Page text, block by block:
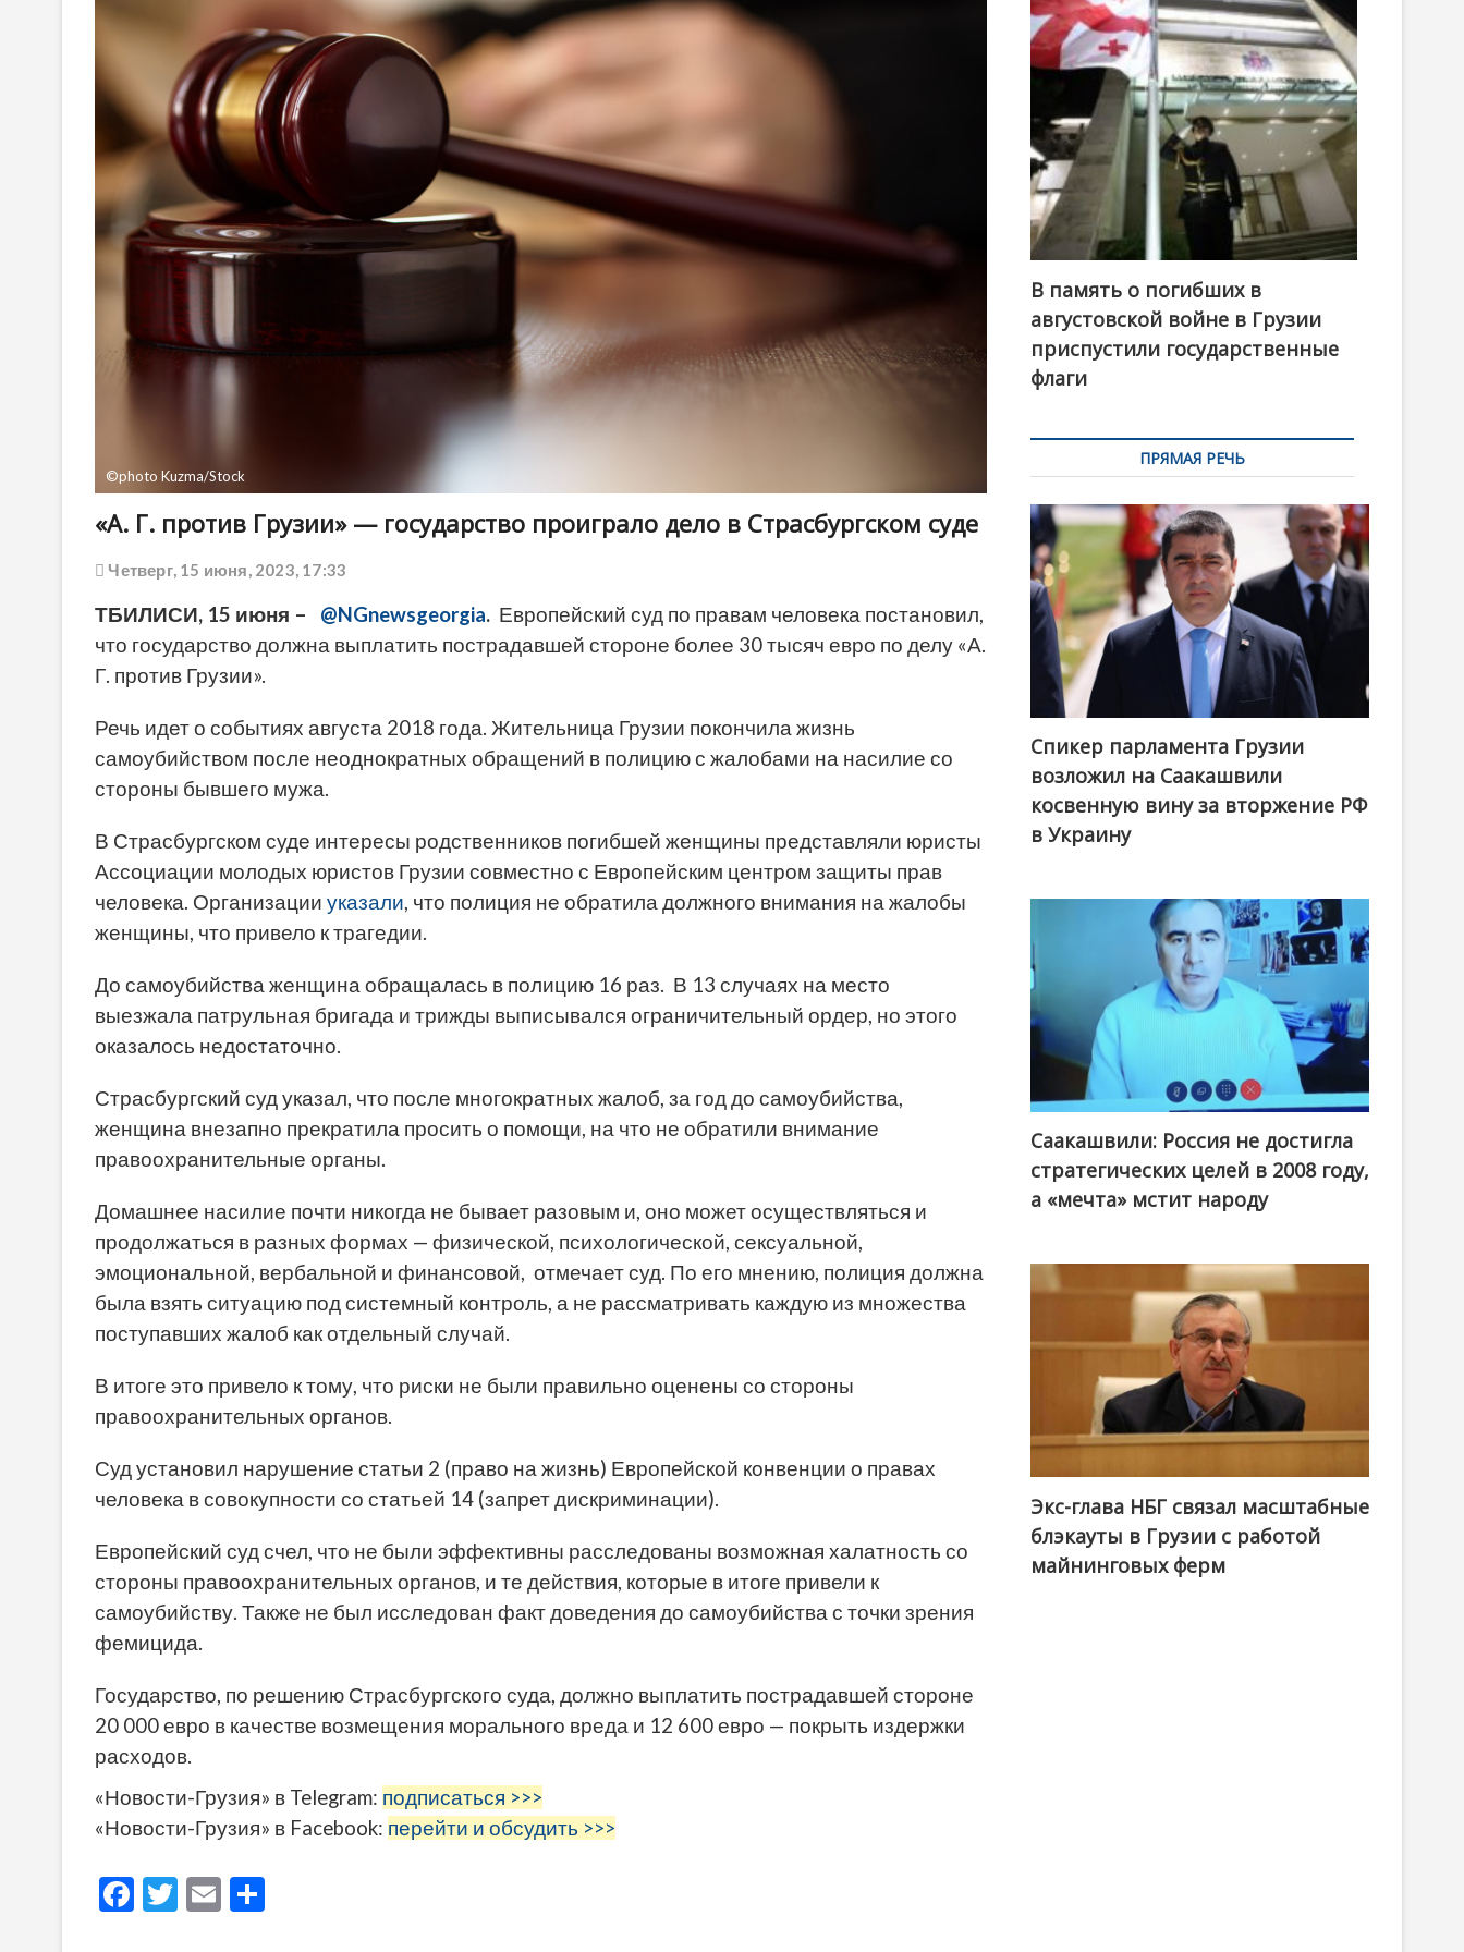
o
n
©photo Kuzma/Stock
«А. Г. против Грузии» — государство проиграло дело в Страсбургском суде
Четверг, 15 июня, 2023, 17:33
ТБИЛИСИ, 15 июня – @NGnewsgeorgia. Европейский суд по правам человека постановил,
что государство должна выплатить пострадавшей стороне более 30 тысяч евро по делу «А.
Г. против Грузии».
Речь идет о событиях августа 2018 года. Жительница Грузии покончила жизнь
самоубийством после неоднократных обращений в полицию с жалобами на насилие со
стороны бывшего мужа.
В Страсбургском суде интересы родственников погибшей женщины представляли юристы
Ассоциации молодых юристов Грузии совместно с Европейским центром защиты прав
человека. Организации указали, что полиция не обратила должного внимания на жалобы
женщины, что привело к трагедии.
До самоубийства женщина обращалась в полицию 16 раз. В 13 случаях на место
выезжала патрульная бригада и трижды выписывался ограничительный ордер, но этого
оказалось недостаточно.
Страсбургский суд указал, что после многократных жалоб, за год до самоубийства,
женщина внезапно прекратила просить о помощи, на что не обратили внимание
правоохранительные органы.
Домашнее насилие почти никогда не бывает разовым и, оно может осуществляться и
продолжаться в разных формах — физической, психологической, сексуальной,
эмоциональной, вербальной и финансовой, отмечает суд. По его мнению, полиция должна
была взять ситуацию под системный контроль, а не рассматривать каждую из множества
поступавших жалоб как отдельный случай.
В итоге это привело к тому, что риски не были правильно оценены со стороны
правоохранительных органов.
Суд установил нарушение статьи 2 (право на жизнь) Европейской конвенции о правах
человека в совокупности со статьей 14 (запрет дискриминации).
Европейский суд счел, что не были эффективны расследованы возможная халатность со
стороны правоохранительных органов, и те действия, которые в итоге привели к
самоубийству. Также не был исследован факт доведения до самоубийства с точки зрения
фемицида.
Государство, по решению Страсбургского суда, должно выплатить пострадавшей стороне
20 000 евро в качестве возмещения морального вреда и 12 600 евро — покрыть издержки
расходов.
«Новости-Грузия» в Telegram: подписаться >>>
«Новости-Грузия» в Facebook: перейти и обсудить >>>
F
T
E
В память о погибших в
августовской войне в Грузии
приспустили государственные
флаги
ПРЯМАЯ РЕЧЬ
Спикер парламента Грузии
возложил на Саакашвили
косвенную вину за вторжение РФ
в Украину
Саакашвили: Россия не достигла
стратегических целей в 2008 году,
а «мечта» мстит народу
Экс-глава НБГ связал масштабные
блэкауты в Грузии с работой
майнинговых ферм